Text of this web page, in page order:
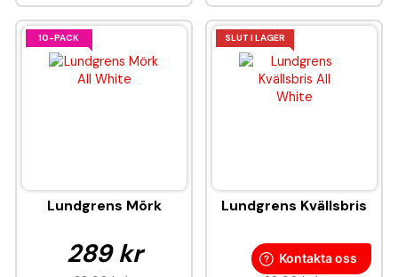
10-PACK
Lundgrens Mörk
289 kr
SLUT I LAGER
Lundgrens Kvällsbris
289 kr